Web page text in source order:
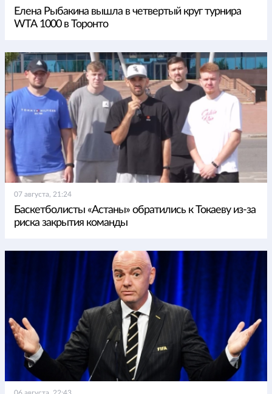
Елена Рыбакина вышла в четвертый круг турнира
WTA 1000 в Торонто
07 августа, 21:24
Баскетболисты «Астаны» обратились к Токаеву из-за
риска закрытия команды